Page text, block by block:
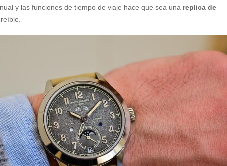
y las funciones de tiempo de viaje hace que sea una replica de